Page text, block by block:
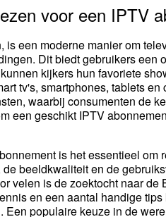
voor een IPTV
is een moderne manier om
Dit biedt gebruikers een
kijkers hun favoriete
tv's, smartphones, tablets
waarbij consumenten de
een geschikt IPTV
is het essentieel om
beeldkwaliteit en de
velen is de zoektocht naar
en een aantal handige
populaire keuze in de